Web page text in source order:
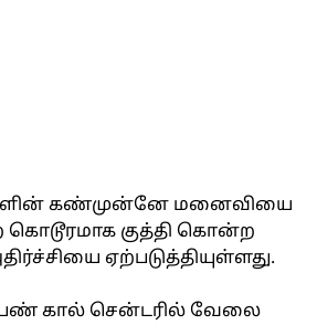
கண்முன்னே மனைவியை
குத்தி கொன்ற
ஏற்படுத்தியுள்ளது.
கால் சென்டரில் வேலை